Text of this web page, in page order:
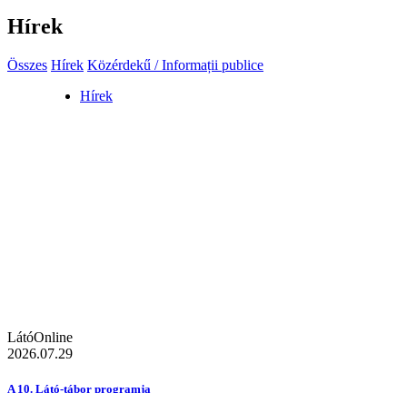
Hírek
Összes Hírek Közérdekű / Informații publice
Hírek
LátóOnline
2026.07.29
A 10. Látó-tábor programja